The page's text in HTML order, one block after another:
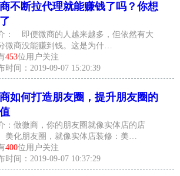
不断拉代理就能赚钱了吗？你想
： 即便微商的人越来越多，但依然有大
微商没能赚到钱。这是为什…
453位用户关注
时间：2019-09-07 15:20:39
如何打造朋友圈，提升朋友圈的
：做微商，你的朋友圈就像实体店的店
美化朋友圈，就像实体店装修：美…
400位用户关注
时间：2019-09-07 10:37:29